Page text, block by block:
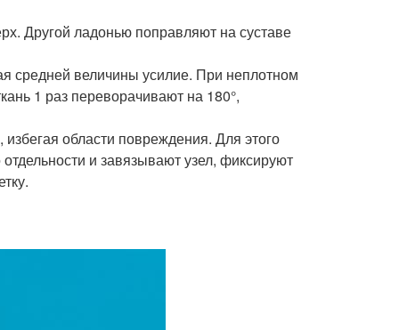
Другой ладонью поправляют на суставе
средней величины усилие. При неплотном
1 раз переворачивают на 180°,
области повреждения. Для этого
и завязывают узел, фиксируют